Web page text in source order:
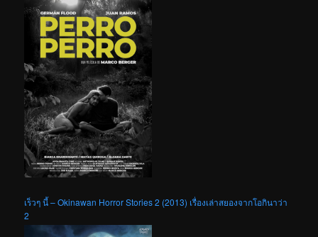
เร็วๆ นี้ – Okinawan Horror Stories 2 (2013) เรื่องเล่าสยองจากโอกินาว่า
2